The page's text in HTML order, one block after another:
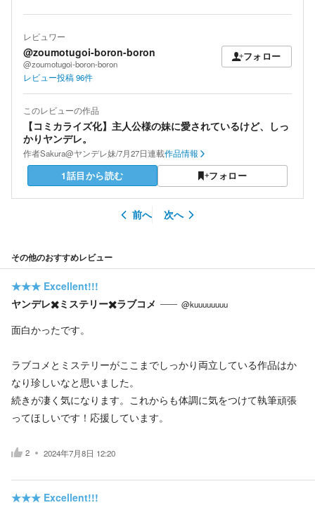
レビュワー
@zoumotugoi-boron-boron
@zoumotugoi-boron-boron
フォロー
レビュー投稿96件
このレビューの作品
【コミカライズ化】主人公様の妹に愛されているけど、しっ
かりヤンデレ。
作者Sakura@ヤンデレ妹/7月27日連載作品情報
1話目から読む フォロー
前へ 次へ
その他のおすすめレビュー
★★★ Excellent!!!
ヤンデレ✖️ミステリー✖️ラブコメ
@kuuuuuuuu
面白かったです。
ラブコメとミステリーがここまでしっかり両立している作品はか
なり珍しいなと思いました。
続きが凄く気になります。これからも体調に気をつけて執筆頑張
ってほしいです！応援しています。
2 2024年7月8日 12:20
★★★ Excellent!!!